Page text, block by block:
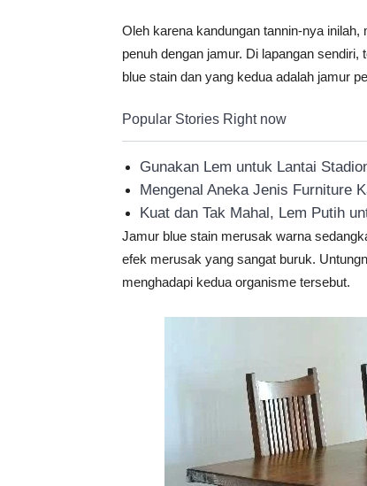
Oleh karena kandungan tannin-nya
penuh dengan jamur. Di lapangan
blue stain dan yang kedua adalah jamur
Popular Stories Right now
Gunakan Lem untuk Lantai
Mengenal Aneka Jenis Furniture
Kuat dan Tak Mahal, Lem Putih
Jamur blue stain merusak warna
efek merusak yang sangat buruk.
menghadapi kedua organisme tersebut.